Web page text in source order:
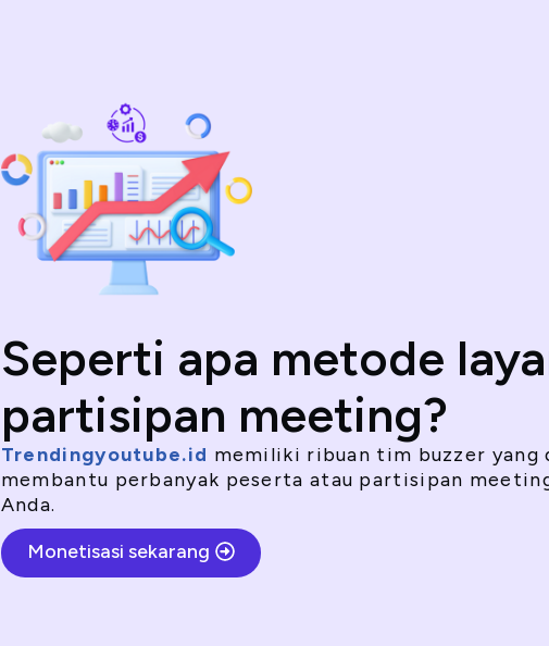
Seperti apa metode
partisipan meeting?
Trendingyoutube.id memiliki ribuan tim buzzer yang
membantu perbanyak peserta atau partisipan
Anda.
Monetisasi sekarang